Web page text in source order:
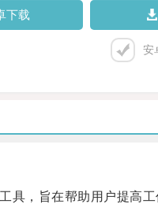
下载
安
，旨在帮助用户提高工